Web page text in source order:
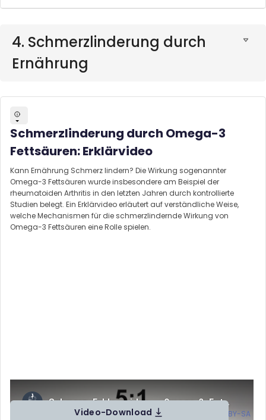
4. Schmerzlinderung durch
Ernährung
Schmerzlinderung durch Omega-3
Fettsäuren: Erklärvideo
Kann Ernährung Schmerz lindern? Die Wirkung sogenannter
Omega-3 Fettsäuren wurde insbesondere am Beispiel der
rheumatoiden Arthritis in den letzten Jahren durch kontrollierte
Studien belegt. Ein Erklärvideo erläutert auf verständliche Weise,
welche Mechanismen für die schmerzlindernde Wirkung von
Omega-3 Fettsäuren eine Rolle spielen.
Schmerz_Erklaervideo_-_Omega-
3_Fettsäuren_zur_Linderung_von_Schmerzen von Prof. Dr. Jürgen
Lorenz, Hannah Ramic, Jakob Kopczynski (
CC BY-SA
Video-Download